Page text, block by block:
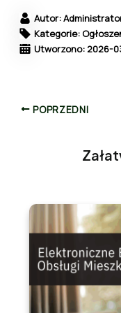
Autor:
Kategorie:
Utworzono: 2026-
POPRZEDNI